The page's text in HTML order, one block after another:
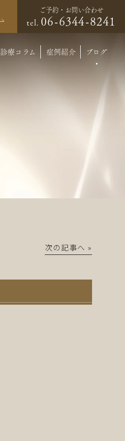
ご予約・お問い合わせ
tel. 06-6344-8241
診療コラム 症例紹介 ブログ
次の記事へ »